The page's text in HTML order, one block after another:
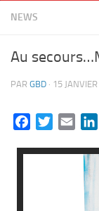
NEWS
Au
PAR GBD · 15
FacebookTwitterEmail